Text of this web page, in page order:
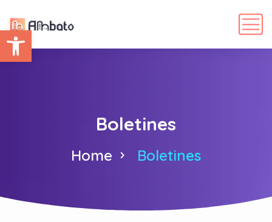
Abrir barra de herramientas
Boletines
Home Boletines